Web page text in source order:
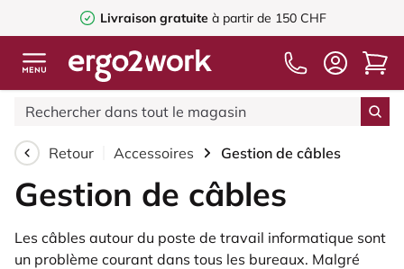
Livraison gratuite à partir de 150 CHF
Retour Accessoires Gestion de câbles
Gestion de câbles
Les câbles autour du poste de travail informatique sont
un problème courant dans tous les bureaux. Malgré